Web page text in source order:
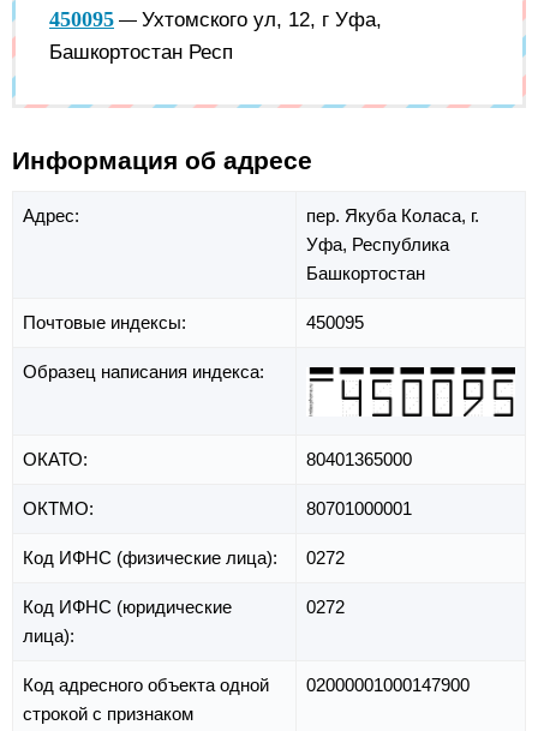
450095 — Ухтомского ул, 12, г Уфа,
Башкортостан Респ
Информация об адресе
Адрес: пер. Якуба Коласа, г.
Уфа, Республика
Башкортостан
Почтовые индексы: 450095
Образец написания индекса:
ОКАТО: 80401365000
ОКТМО: 80701000001
Код ИФНС (физические лица): 0272
Код ИФНС (юридические
лица):
0272
Код адресного объекта одной
строкой с признаком
02000001000147900